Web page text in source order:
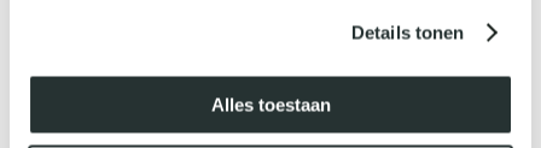
Details tonen
Alles toestaan
samenwerking te doen met één van onze Environ Experts. Zo
haal jij alle voordelen uit dit prachtige merk.